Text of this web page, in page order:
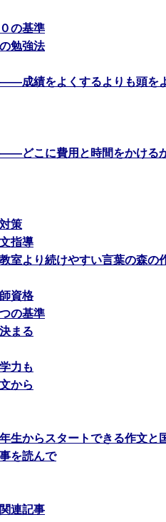
の基準
勉強法
成績をよくするよりも頭を
どこに費用と時間をかける
策
指導
室より続けやすい言葉の森の
資格
の基準
まる
力も
から
からスタートできる作文と
を読んで
連記事